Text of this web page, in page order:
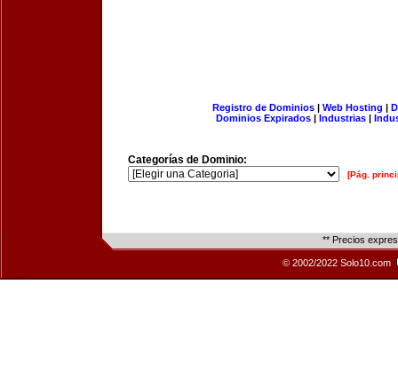
Registro de Dominios| Web Hosting |
Dominios Expirados | Industrias |
Categorías de Dominio:
[Pág.
** Precios
© 2002/2022 Solo10.com